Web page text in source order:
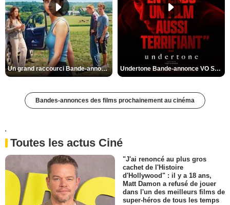
Un grand raccourci Bande-annonce VF Undertone Bande-annonce VO STFR
Bandes-annonces des films prochainement au cinéma
'
Toutes les actus Ciné
"J'ai renoncé au plus gros
cachet de l'Histoire
d'Hollywood" : il y a 18 ans,
Matt Damon a refusé de jouer
dans l'un des meilleurs films de
super-héros de tous les temps